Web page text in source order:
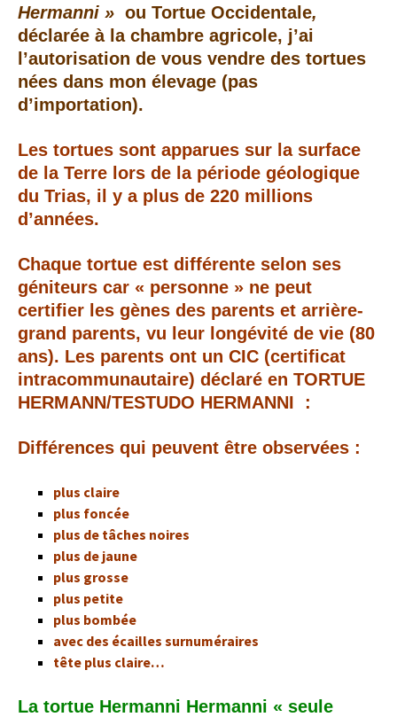
Hermanni » ou Tortue Occidentale,
déclarée à la chambre agricole, j’ai
l’autorisation de vous vendre des tortues
nées dans mon élevage (pas
d’importation).
Les tortues sont apparues sur la surface
de la Terre lors de la période géologique
du Trias, il y a plus de 220 millions
d’années.
Chaque tortue est différente selon ses
géniteurs car « personne » ne peut
certifier les gènes des parents et arrière-
grand parents, vu leur longévité de vie (80
ans). Les parents ont un CIC (certificat
intracommunautaire) déclaré en TORTUE
HERMANN/TESTUDO HERMANNI :
Différences qui peuvent être observées :
plus claire
plus foncée
plus de tâches noires
plus de jaune
plus grosse
plus petite
plus bombée
avec des écailles surnuméraires
tête plus claire…
La tortue Hermanni Hermanni « seule